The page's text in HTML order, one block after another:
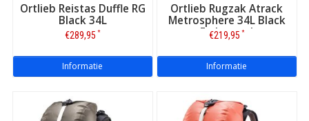
Ortlieb Reistas Duffle RG
Black 34L
€289,95 *
Informatie
Ortlieb Rugzak Atrack
Metrosphere 34L Black
Embossed
€219,95 *
Informatie